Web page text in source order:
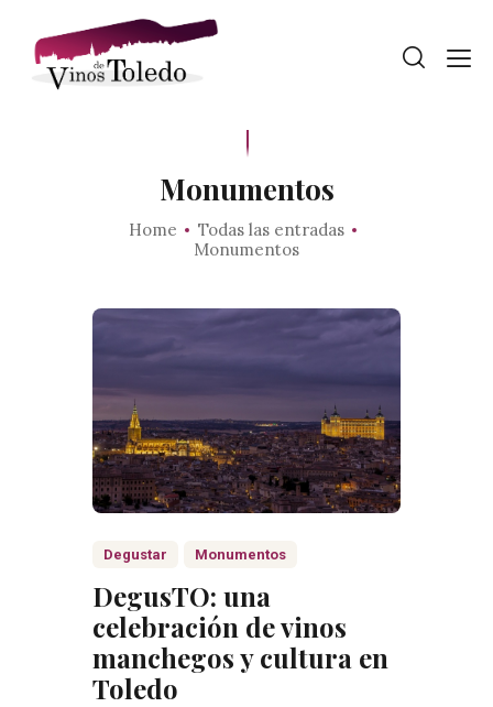
Monumentos
Home
Todas las entradas
Monumentos
Degustar Monumentos
DegusTO: una
celebración de vinos
manchegos y cultura en
Toledo